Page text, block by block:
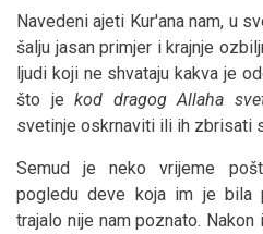
Navedeni ajeti Kur'ana nam, u
šalju jasan primjer i krajnje
ljudi koji ne shvataju kakva je
što je kod dragog Allaha
svetinje oskrnaviti ili ih zbrisati
Semud je neko vrijeme
pogledu deve koja im je bila
trajalo nije nam poznato.